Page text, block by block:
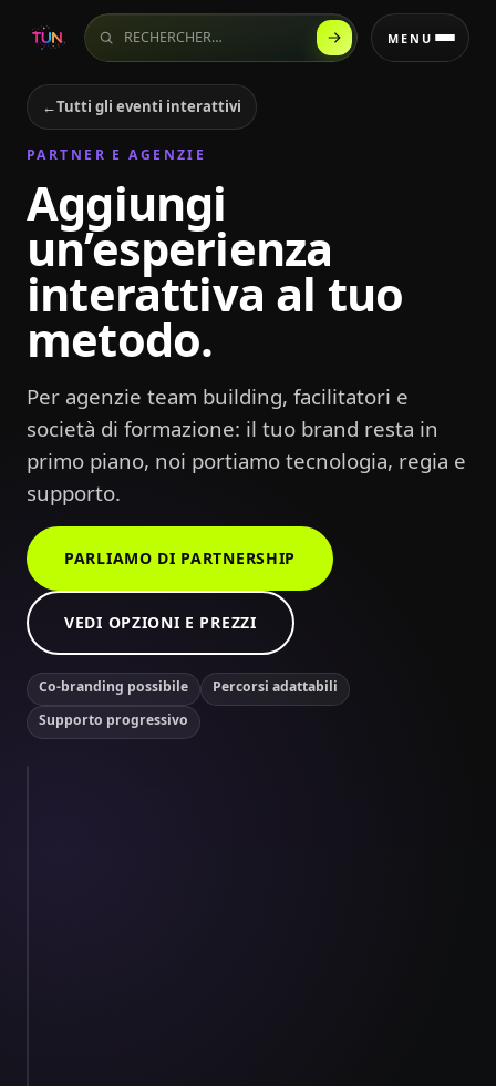
Rechercher sur le site MENU
←Tutti gli eventi interattivi
PARTNER E AGENZIE
Aggiungi
un’esperienza
interattiva al tuo
metodo.
Per agenzie team building, facilitatori e
società di formazione: il tuo brand resta in
primo piano, noi portiamo tecnologia, regia e
supporto.
PARLIAMO DI PARTNERSHIP
VEDI OPZIONI E PREZZI
Co-branding possibile
Percorsi adattabili
Supporto progressivo